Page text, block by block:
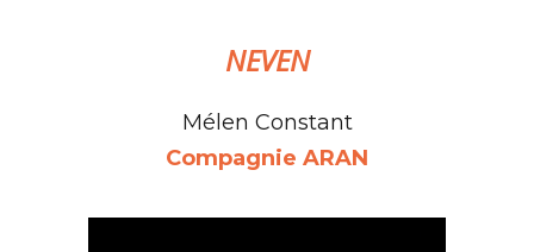
NEVEN
Mélen Constant
Compagnie ARAN